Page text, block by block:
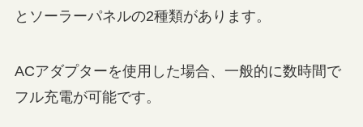
とソーラーパネルの2種類があります。
ACアダプターを使用した場合、一般的に数時間で
フル充電が可能です。